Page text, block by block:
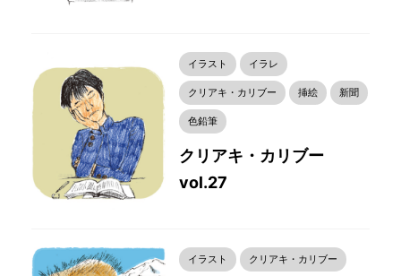
イラスト イラレ
クリアキ・カリブー 挿絵 新聞
色鉛筆
クリアキ・カリブー
vol.27
イラスト クリアキ・カリブー